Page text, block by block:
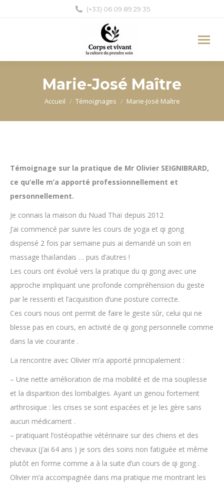
(+33) 06 09 89 29 35
Marie-José Maître
Vous êtes ici :
Accueil Témoignages Marie-José Maître
Témoignage sur la pratique de Mr Olivier SEIGNIBRARD,
ce qu’elle m’a apporté professionnellement et
personnellement.
Je connais la maison du Nuad Thaï depuis 2012
J’ai commencé par suivre les cours de yoga et qi gong
dispensé 2 fois par semaine puis ai demandé un soin en
massage thaïlandais … puis d’autres !
Les cours ont évolué vers la pratique du qi gong avec une
approche impliquant une profonde compréhension du geste
par le ressenti et l’acquisition d’une posture correcte.
Ces cours nous ont permit de faire le geste sûr, celui qui ne
blesse pas en cours, en activité de qi gong personnelle comme
dans la vie courante .
La rencontre avec Olivier m’a apporté principalement :
– Une nette amélioration de ma mobilité et de ma souplesse
et la disparition des lombalgies. Ayant un genou fortement
arthrosique : les crises se sont espacées et je les gère sans
aucun médicament .
– pratiquant l’ostéopathie vétérinaire sur des chiens et des
chevaux (j’ai 64 ans ) je sors des soins non fatiguée et même
plutôt en forme comme a à la suite d’un cours de qi gong .
Olivier m’a accompagnée dans ma pratique me montrant les